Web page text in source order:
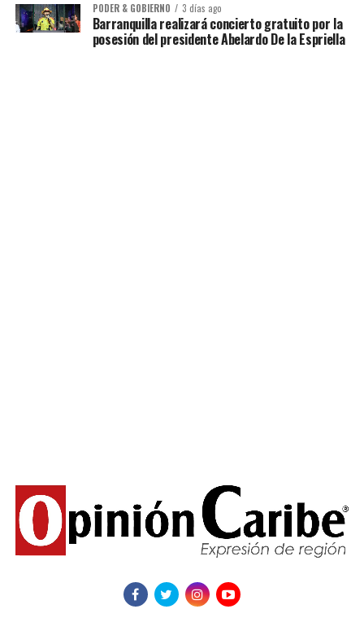
PODER & GOBIERNO 3 días ago
Barranquilla realizará concierto gratuito por la
posesión del presidente Abelardo De la Espriella